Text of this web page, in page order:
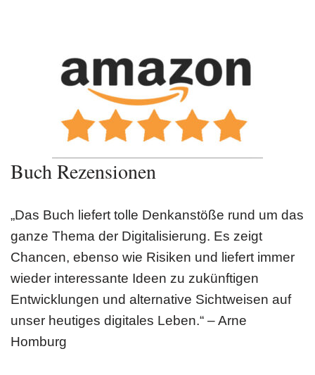
Buch Rezensionen
„Das Buch liefert tolle Denkanstöße rund um das
ganze Thema der Digitalisierung. Es zeigt
Chancen, ebenso wie Risiken und liefert immer
wieder interessante Ideen zu zukünftigen
Entwicklungen und alternative Sichtweisen auf
unser heutiges digitales Leben.“ – Arne
Homburg